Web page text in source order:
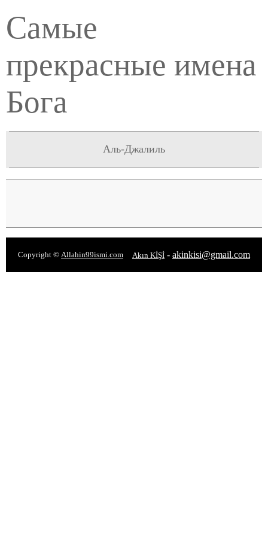
Самые
прекрасные имена
Бога
Аль-Джалиль
Copyright © Allahin99ismi.com Akın KİŞİ - akinkisi@gmail.com